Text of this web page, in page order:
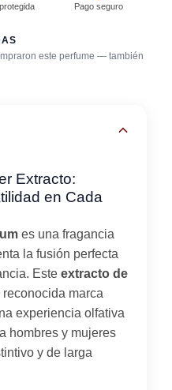
Pago seguro
este perfume — también
Extracto:
en Cada
es una fragancia
la fusión perfecta
Este extracto de
reconocida marca
experiencia olfativa
hombres y mujeres
y de larga